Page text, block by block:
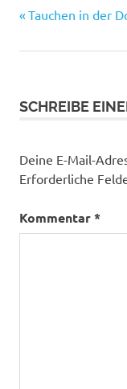
Vorheriger
Tauchen in der
SCHREIBE
Deine E-Mail-
Erforderliche
Kommentar*